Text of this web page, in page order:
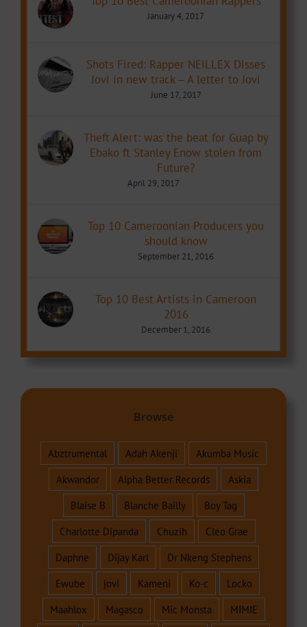
January 4, 2017
Shots Fired: Rapper NEILLEX Disses
Jovi in new track – A letter to Jovi
June 17, 2017
Theft Alert: was the beat for Guap by
Ebako ft Stanley Enow stolen from
Future?
April 29, 2017
Top 10 Cameroonian Producers you
should know
September 21, 2016
Top 10 Best Artists in Cameroon
2016
December 1, 2016
Browse
Abztrumental Adah Akenji
Akumba Music
Akwandor
Alpha Better Records
Askia
Blaise B
Blanche Bailly
Boy Tag
Charlotte Dipanda
Chuzih
Cleo Grae
Daphne
Dijay Karl
Dr Nkeng Stephens
Ewube
jovi Kameni Ko-c
Locko
Maahlox
Magasco Mic Monsta
MIMIE